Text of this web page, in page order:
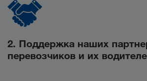
2. Поддержка наших
перевозчиков и их